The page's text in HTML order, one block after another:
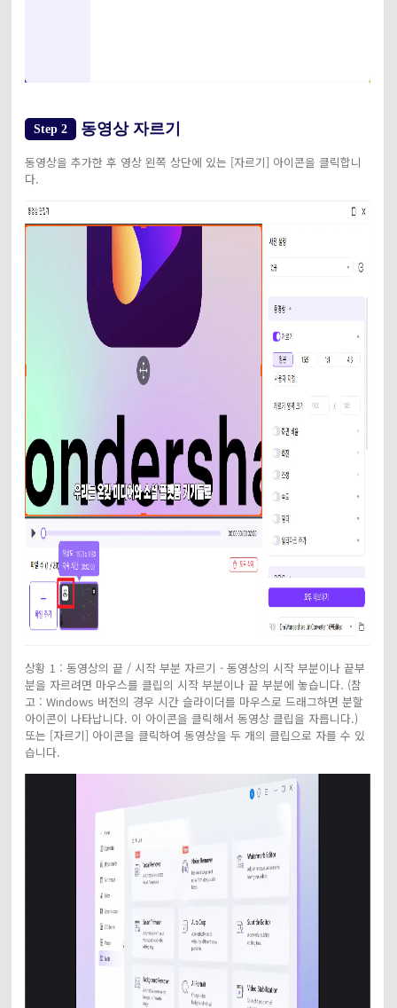
Step 2 동영상 자르기
동영상을 추가한 후 영상 왼쪽 상단에 있는 [자르기] 아이콘을 클릭합니
다.
상황 1 : 동영상의 끝 / 시작 부분 자르기 - 동영상의 시작 부분이나 끝부
분을 자르려면 마우스를 클립의 시작 부분이나 끝 부분에 놓습니다. (참
고 : Windows 버전의 경우 시간 슬라이더를 마우스로 드래그하면 분할
아이콘이 나타납니다. 이 아이콘을 클릭해서 동영상 클립을 자릅니다.)
또는 [자르기] 아이콘을 클릭하여 동영상을 두 개의 클립으로 자를 수 있
습니다.